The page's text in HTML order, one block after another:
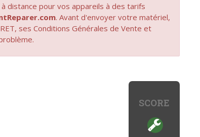
distance pour vos appareils à des tarifs
. Avant d'envoyer votre matériel,
ses Conditions Générales de Vente et
SCORE